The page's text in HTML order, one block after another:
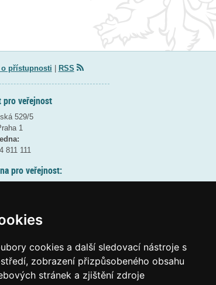
cookies a další sledovací nástroje s
zobrazení přizpůsobeného obsahu
stránek a zjištění zdroje
přístupnosti RSS
pro veřejnost
529/5
1
811 111
pro veřejnost:
podatelna:
gov cz